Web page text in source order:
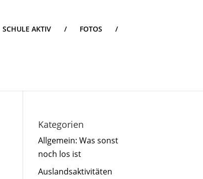
SCHULE AKTIV / FOTOS /
Kategorien
Allgemein: Was sonst
noch los ist
Auslandsaktivitäten